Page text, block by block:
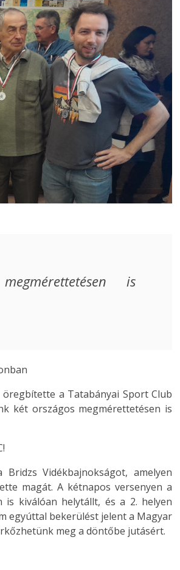
is
a Tatabányai Sport Club
két országos megmérettetésen is
Vidékbajnokságot, amelyen
magát. A kétnapos versenyen a
is kiválóan helytállt, és a 2. helyen
egyúttal bekerülést jelent a Magyar
meg a döntőbe jutásért.